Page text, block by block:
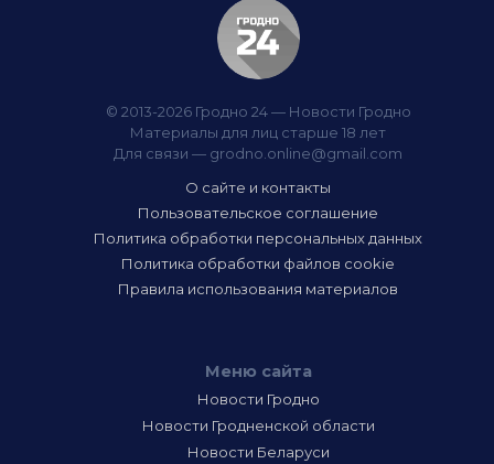
© 2013-2026 Гродно 24 — Новости Гродно
Материалы для лиц старше 18 лет
Для связи — grodno.online@gmail.com
О сайте и контакты
Пользовательское соглашение
Политика обработки персональных данных
Политика обработки файлов cookie
Правила использования материалов
Меню сайта
Новости Гродно
Новости Гродненской области
Новости Беларуси